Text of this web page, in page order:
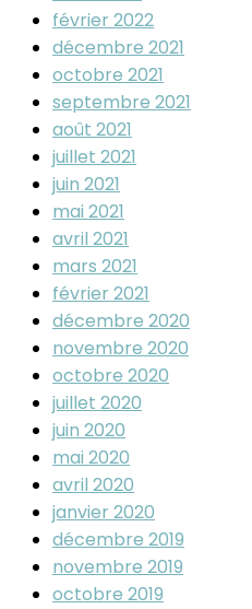
février 2022
décembre 2021
octobre 2021
septembre 2021
août 2021
juillet 2021
juin 2021
mai 2021
avril 2021
mars 2021
février 2021
décembre 2020
novembre 2020
octobre 2020
juillet 2020
juin 2020
mai 2020
avril 2020
janvier 2020
décembre 2019
novembre 2019
octobre 2019